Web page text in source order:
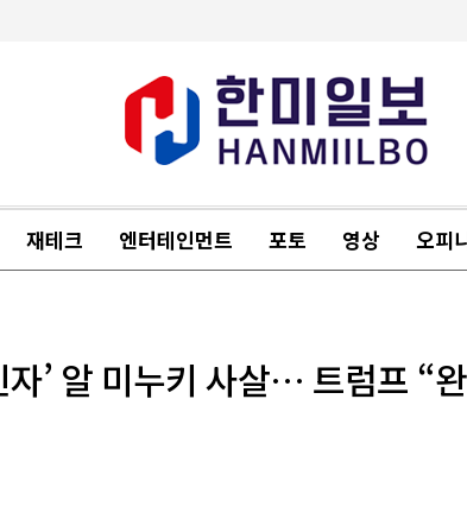
재테크 엔터테인먼트 포토 영상 오피
자’ 알 미누키 사살… 트럼프 “